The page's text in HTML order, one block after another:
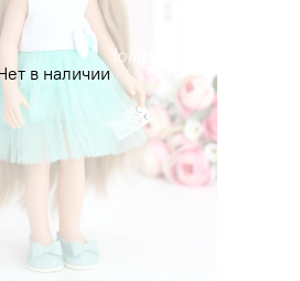
в наличии